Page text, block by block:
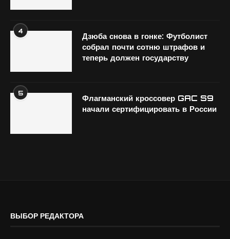
4
Дзюба снова в гонке: Футболист
собрал почти сотню штрафов и
теперь должен государству
5
Флагманский кроссовер GAC S9
начали сертифицировать в России
ВЫБОР РЕДАКТОРА